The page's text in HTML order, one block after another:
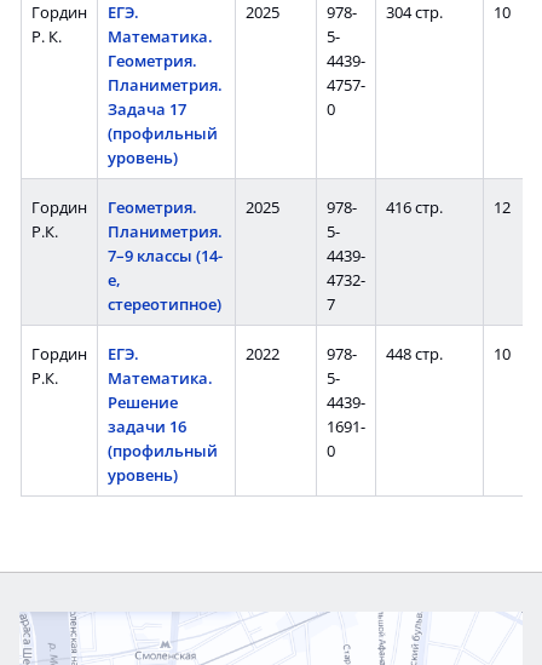
Гордин
Р. К.
ЕГЭ.
Математика.
Геометрия.
Планиметрия.
Задача 17
(профильный
уровень)
2025
978-
5-
4439-
4757-
0
304 стр. 10
Гордин
Р.К.
Геометрия.
Планиметрия.
7–9 классы (14-
е,
стереотипное)
2025
978-
5-
4439-
4732-
7
416 стр. 12
Гордин
Р.К.
ЕГЭ.
Математика.
Решение
задачи 16
(профильный
уровень)
2022
978-
5-
4439-
1691-
0
448 стр. 10